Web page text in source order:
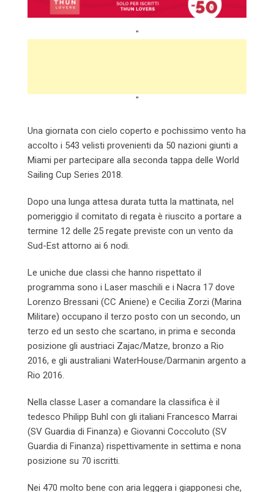
"
"
Una giornata con cielo coperto e pochissimo vento ha
accolto i 543 velisti provenienti da 50 nazioni giunti a
Miami per partecipare alla seconda tappa delle World
Sailing Cup Series 2018.
Dopo una lunga attesa durata tutta la mattinata, nel
pomeriggio il comitato di regata è riuscito a portare a
termine 12 delle 25 regate previste con un vento da
Sud-Est attorno ai 6 nodi.
Le uniche due classi che hanno rispettato il
programma sono i Laser maschili e i Nacra 17 dove
Lorenzo Bressani (CC Aniene) e Cecilia Zorzi (Marina
Militare) occupano il terzo posto con un secondo, un
terzo ed un sesto che scartano, in prima e seconda
posizione gli austriaci Zajac/Matze, bronzo a Rio
2016, e gli australiani WaterHouse/Darmanin argento a
Rio 2016.
Nella classe Laser a comandare la classifica è il
tedesco Philipp Buhl con gli italiani Francesco Marrai
(SV Guardia di Finanza) e Giovanni Coccoluto (SV
Guardia di Finanza) rispettivamente in settima e nona
posizione su 70 iscritti.
Nei 470 molto bene con aria leggera i giapponesi che,